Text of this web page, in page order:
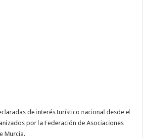
de interés turístico nacional desde el
por la Federación de Asociaciones
Murcia.